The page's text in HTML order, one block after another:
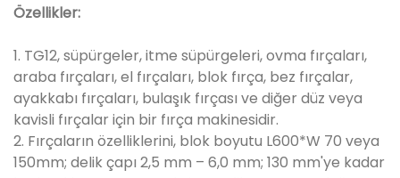
Özellikler:
1. TG12, süpürgeler, itme süpürgeleri, ovma fırçaları,
araba fırçaları, el fırçaları, blok fırça, bez fırçalar,
ayakkabı fırçaları, bulaşık fırçası ve diğer düz veya
kavisli fırçalar için bir fırça makinesidir.
2. Fırçaların özelliklerini, blok boyutu L600*W 70 veya
150mm; delik çapı 2,5 mm – 6,0 mm; 130 mm'ye kadar